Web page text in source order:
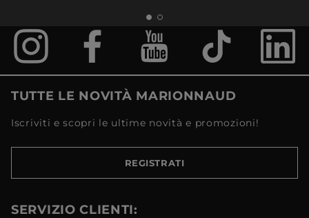
TUTTE LE NOVITÀ MARIONNAUD
Iscriviti e scopri le ultime novità e promozioni!
REGISTRATI
SERVIZIO CLIENTI: